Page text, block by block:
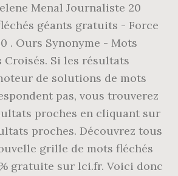
Menal Journaliste 20
géants gratuits - Force
. Ours Synonyme - Mots
Croisés. Si les résultats
de solutions de mots
pas, vous trouverez
proches en cliquant sur
proches. Découvrez tous
grille de mots fléchés
gratuite sur lci.fr. Voici donc